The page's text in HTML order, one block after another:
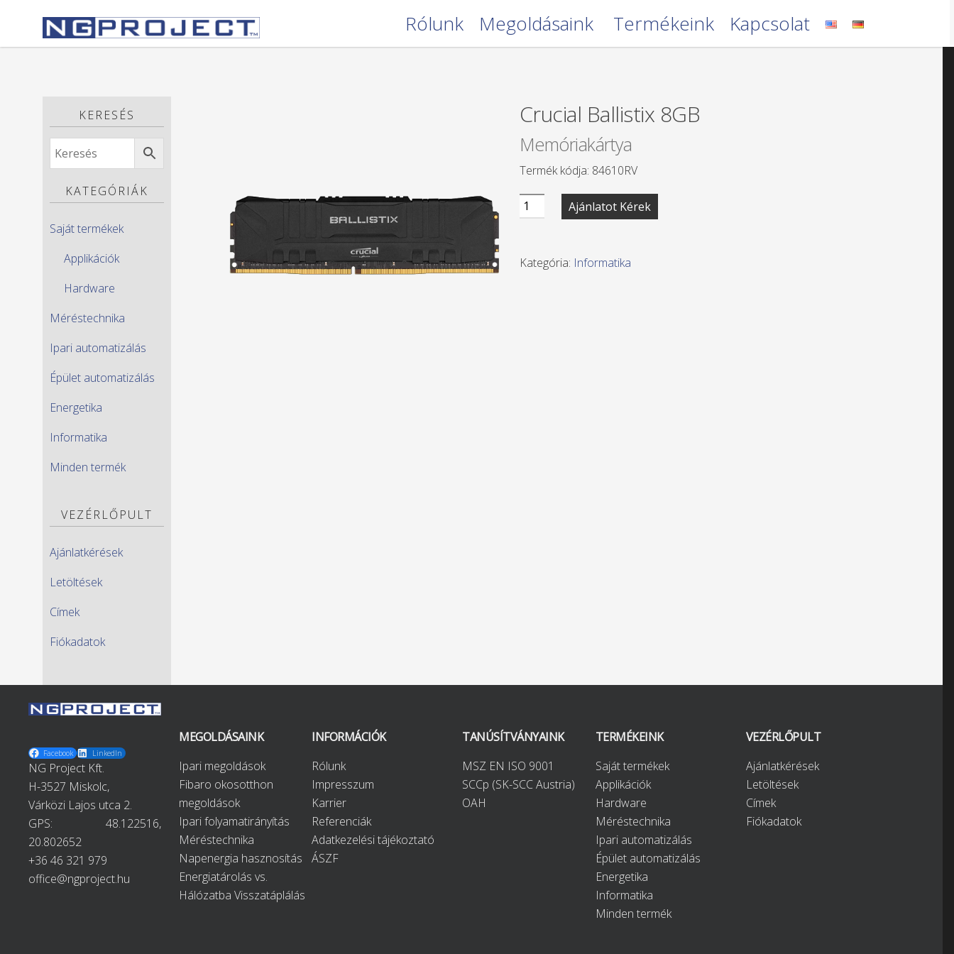
Rólunk Megoldásaink Termékeink Kapcsolat
KERESÉS
KATEGÓRIÁK
Saját termékek
Applikációk
Hardware
Méréstechnika
Ipari automatizálás
Épület automatizálás
Energetika
Informatika
Minden termék
VEZÉRLŐPULT
Ajánlatkérések
Letöltések
Címek
Fiókadatok
Crucial Ballistix 8GB
Memóriakártya
Termék kódja: 84610RV
Crucial
Ballistix
mennyiség
Ajánlatot Kérek
Kategória: Informatika
Facebook LinkedIn
NG Project Kft.
H-3527 Miskolc,
Várközi Lajos utca 2.
GPS:48.122516,
20.802652
+36 46 321 979
office@ngproject.hu
MEGOLDÁSAINK
Ipari megoldások
Fibaro okosotthon
megoldások
Ipari folyamatirányítás
Méréstechnika
Napenergia hasznosítás
Energiatárolás vs.
Hálózatba Visszatáplálás
INFORMÁCIÓK
Rólunk
Impresszum
Karrier
Referenciák
Adatkezelési tájékoztató
ÁSZF
TANÚSÍTVÁNYAINK
MSZ EN ISO 9001
SCCp (SK-SCC Austria)
OAH
TERMÉKEINK
Saját termékek
Applikációk
Hardware
Méréstechnika
Ipari automatizálás
Épület automatizálás
Energetika
Informatika
Minden termék
VEZÉRLŐPULT
Ajánlatkérések
Letöltések
Címek
Fiókadatok